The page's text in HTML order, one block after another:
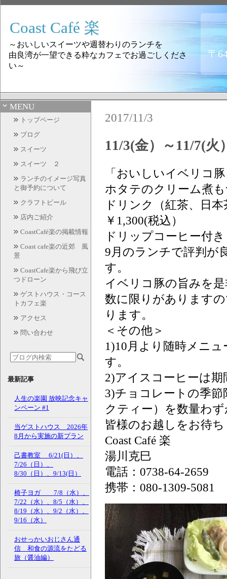
Coast Café 楽
～おいしいスイーツや週替わりのランチを
由良湾が一望できる粋なカフェでお過ごしくださ
い～
〒
MENU
トップページ
ブログ
スイーツ
スイーツ ２
ランチのイメージ写真
と御予約について
クラフトビール
店内ご紹介
CoastCafé楽の掲載情報
Coast cafe楽の近郊 風
景
CoastCafe楽から飛び立
つドローン
ゲストハウス・コース
トカフェ楽
アクセス
問い合わせ
最新記事
人生の楽園 放映記念キャ
ンペーン #1
当ゲストハウス 2026年
8月から実施の新プラン
己書教室 6/21(日）、
7/26（日）、
8/30（日）、9/13(日）
椅子ヨガ 7/8（水）、
7/22（水）、8/5（水）、
8/19（水）、9/2（水）、
9/16（水）
おせっかいおじさん通
信 和食の源流をたどる
旅（醤油編）
2017/11/3
11/3(金）～11/7(
「おいしいイベリコ
ホタテのクリーム煮
ドリンク（紅茶、日
￥1,300(税込）
ドリップコーヒー付
9月のランチで評判が
す。
イベリコ豚の旨みを
数に限りがあります
ります。
＜その他＞
1)10月より随時メニ
す。
2)アイスコーヒーは
3)チョコレートの季
クティー）を数量わ
皆様のお越しをお待
Coast Café 楽
湯川克巳
電話：0738-64-2659
携帯：080-1309-5081